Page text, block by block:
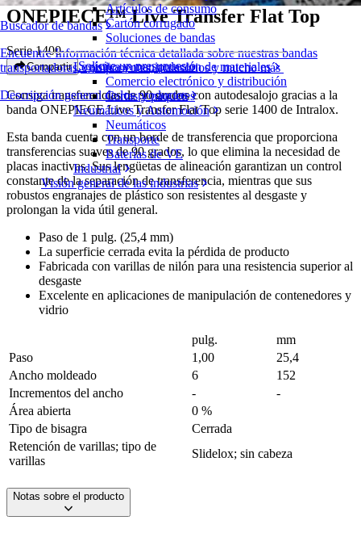
Buscador de bandas
Encuentre Información técnica detallada sobre nuestras bandas
transportadoras, componentes, accesorios y mucho más
Descripción general de los productos
Artículos de consumo
Cartón corrugado
Soluciones de bandas
Logística y manipulación de materiales
Comercio electrónico y distribución
Cartas y paquetes
Neumáticos y Automoción
Neumáticos
Transporte
Baterías de VE
Industrial
Visión general de las industrias
ONEPIECE™ Live Transfer Flat Top
Serie 1400
Compartir Solicite un presupuesto
Consiga transferencias de 90 grados con autodesalojo gracias a la
banda ONEPIECE Live Transfer Flat Top serie 1400 de Intralox.
Esta banda cuenta con un borde de transferencia que proporciona
transferencias suaves de 90 grados, lo que elimina la necesidad de
placas inactivas. Sus lengüetas de alineación garantizan un control
constante de la separación de transferencia, mientras que sus
robustos engranajes de plástico son resistentes al desgaste y
prolongan la vida útil general.
Paso de 1 pulg. (25,4 mm)
La superficie cerrada evita la pérdida de producto
Fabricada con varillas de nilón para una resistencia superior al
desgaste
Excelente en aplicaciones de manipulación de contenedores y
vidrio
pulg.
mm
Paso
1,00
25,4
Ancho moldeado
6
152
Incrementos del ancho
-
-
Área abierta
0 %
Tipo de bisagra
Cerrada
Retención de varillas; tipo de
varillas
Slidelox; sin cabeza
Notas sobre el producto